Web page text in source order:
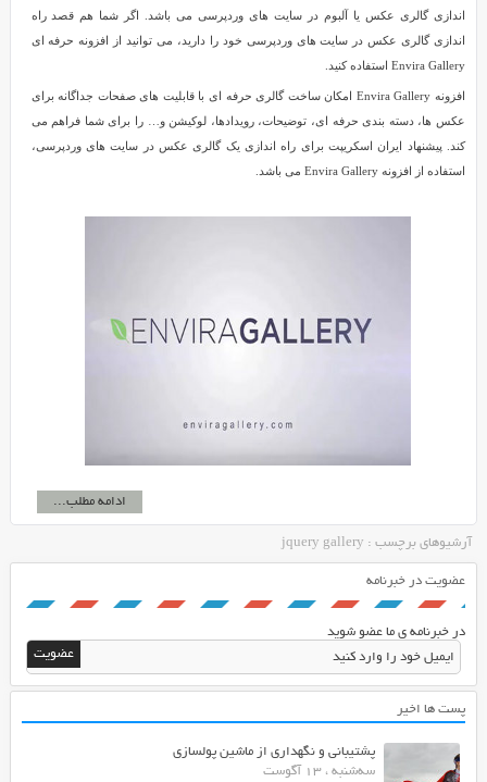
اندازی گالری عکس یا آلبوم در سایت های وردپرسی می باشد. اگر شما هم قصد راه
اندازی گالری عکس در سایت های وردپرسی خود را دارید، می توانید از افزونه حرفه ای
Envira Gallery استفاده کنید.
افزونه Envira Gallery امکان ساخت گالری حرفه ای با قابلیت های صفحات جداگانه برای
عکس ها، دسته بندی حرفه ای، توضیحات، رویدادها، لوکیشن و… را برای شما فراهم می
کند. پیشنهاد ایران اسکریپت برای راه اندازی یک گالری عکس در سایت های وردپرسی،
استفاده از افزونه Envira Gallery می باشد.
ادامه مطلب...
آرشیوهای برچسب : jquery gallery
عضویت در خبرنامه
در خبرنامه ی ما عضو شوید
پست ها اخیر
پشتیبانی و نگهداری از ماشین پولسازی
سه‌شنبه ، 13 آگوست